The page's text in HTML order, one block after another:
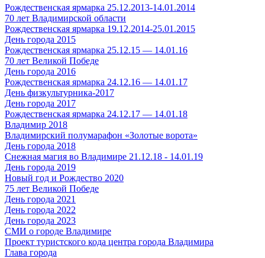
Рождественская ярмарка 25.12.2013-14.01.2014
70 лет Владимирской области
Рождественская ярмарка 19.12.2014-25.01.2015
День города 2015
Рождественская ярмарка 25.12.15 — 14.01.16
70 лет Великой Победе
День города 2016
Рождественская ярмарка 24.12.16 — 14.01.17
День физкультурника-2017
День города 2017
Рождественская ярмарка 24.12.17 — 14.01.18
Владимир 2018
Владимирский полумарафон «Золотые ворота»
День города 2018
Снежная магия во Владимире 21.12.18 - 14.01.19
День города 2019
Новый год и Рождество 2020
75 лет Великой Победе
День города 2021
День города 2022
День города 2023
СМИ о городе Владимире
Проект туристского кода центра города Владимира
Глава города